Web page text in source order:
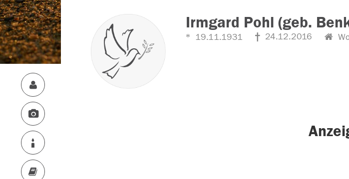
Irmgard Pohl (geb.
19.11.1931 24.12.2016